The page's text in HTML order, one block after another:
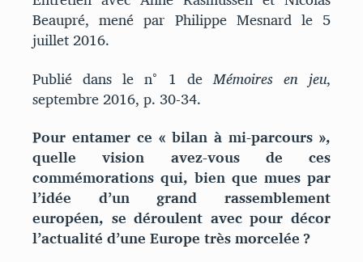
Beaupré, mené par Philippe Mesnard le 5
juillet 2016.
Publié dans le n° 1 deMémoires en jeu,
septembre 2016, p. 30-34.
Pour entamer ce « bilan à mi-parcours »,
quelle vision avez-vous de ces
commémorations qui, bien que mues par
l’idée d’un grand rassemblement
européen, se déroulent avec pour décor
l’actualité d’une Europe très morcelée ?